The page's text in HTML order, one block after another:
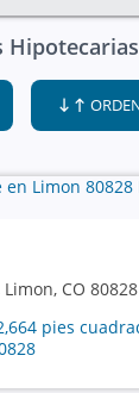
Limon, CO 80828
pies